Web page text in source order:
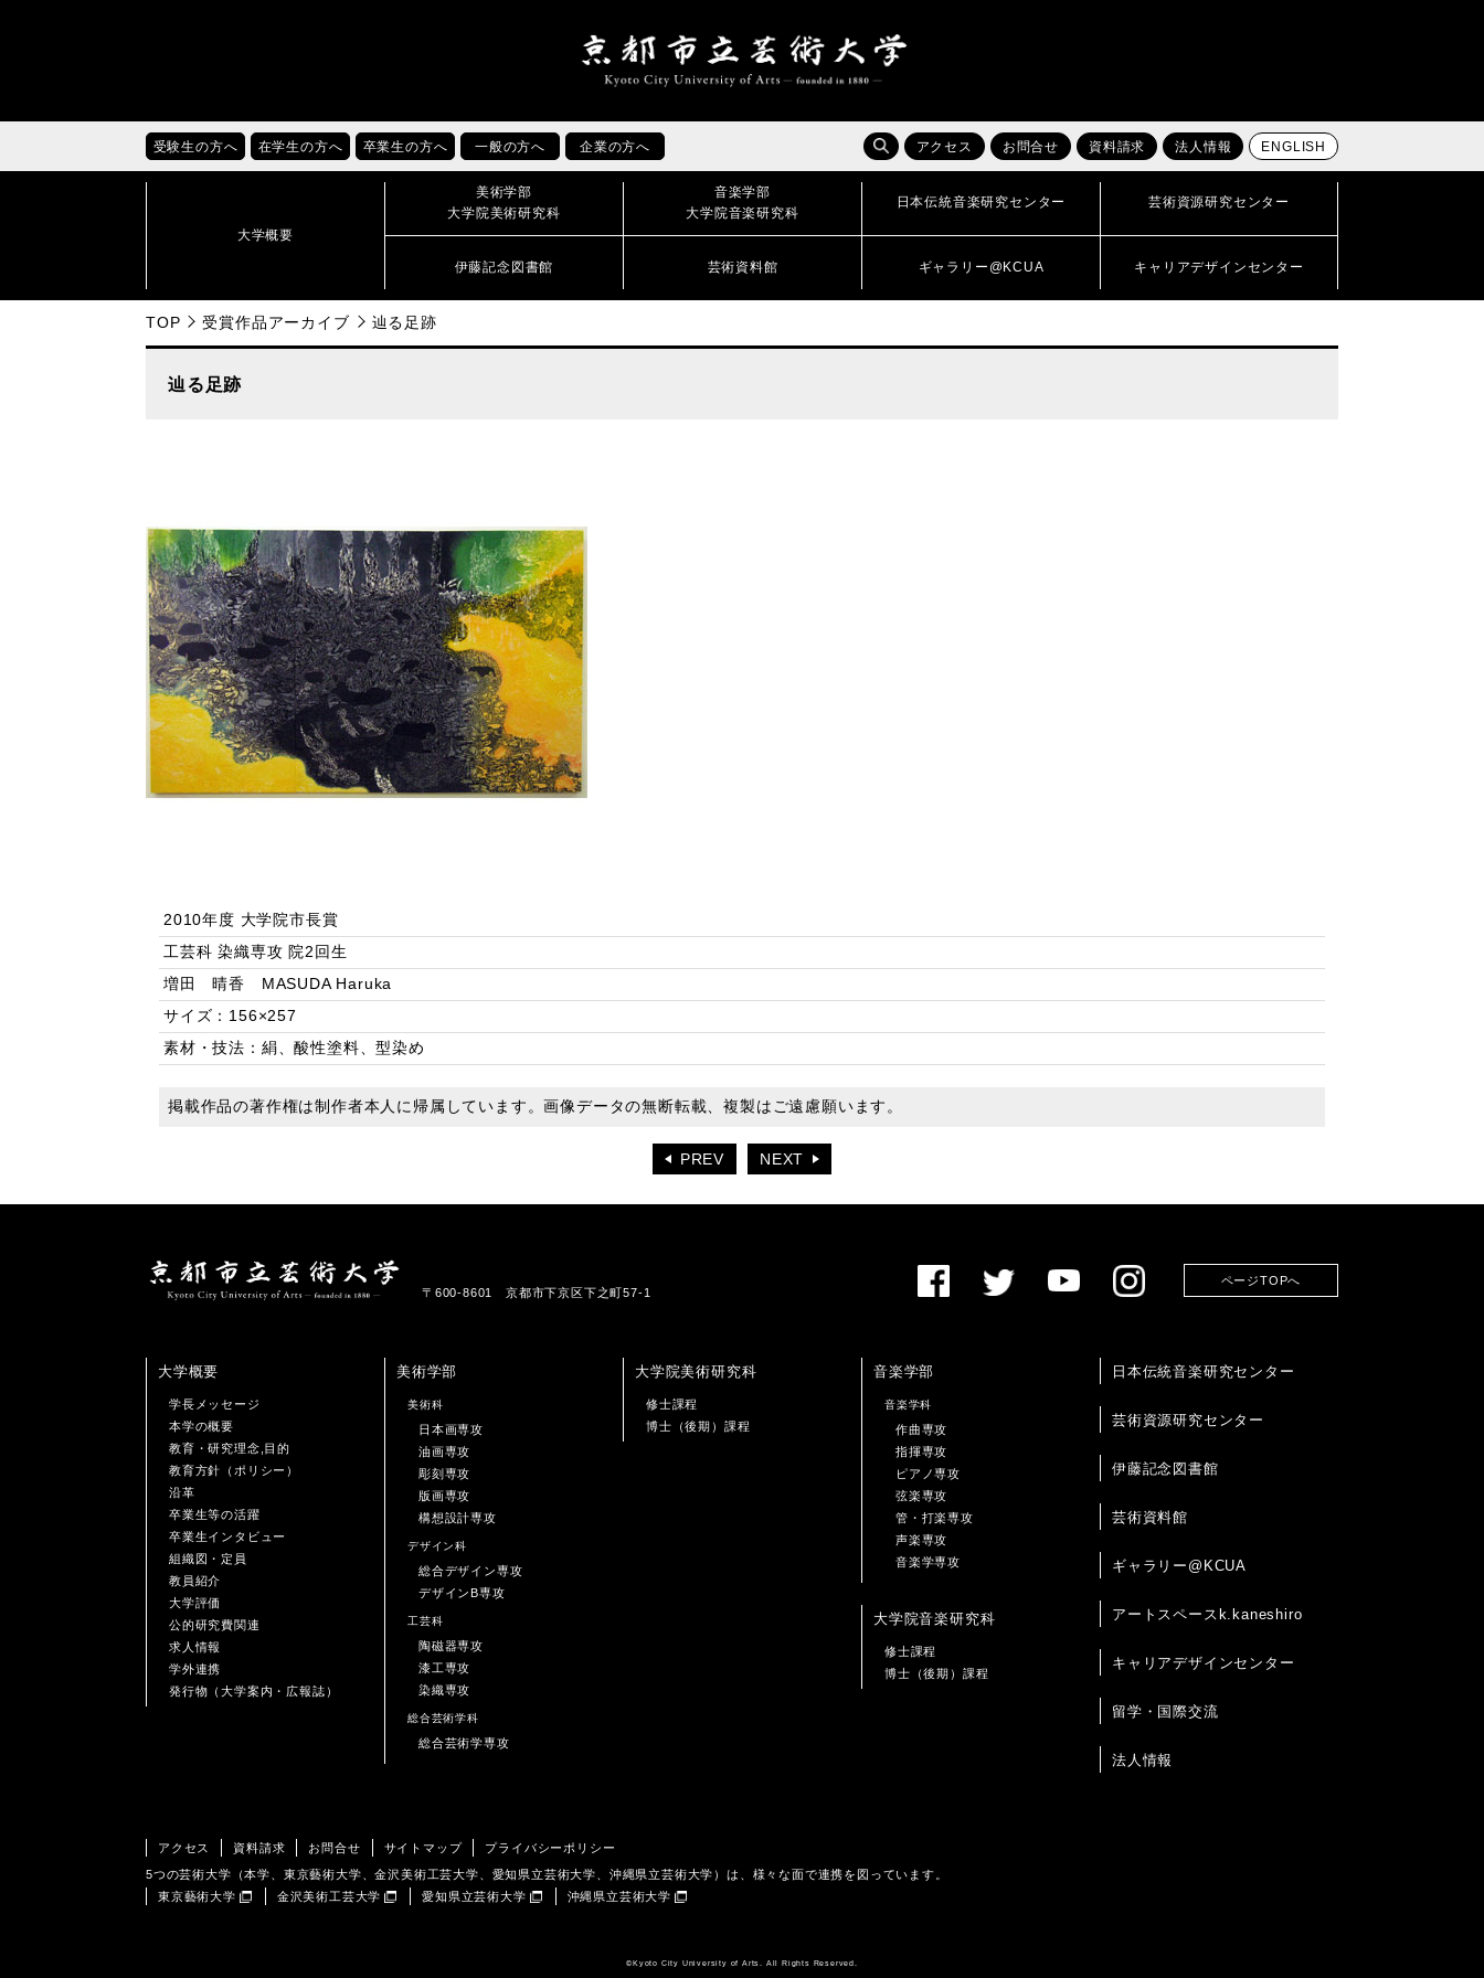
受験生の方へ 在学生の方へ 卒業生の方へ 一般の方へ 企業の方へ アクセス お問合せ 資料請求 法人情報 ENGLISH
大学概要
美術学部
大学院美術研究科
音楽学部
大学院音楽研究科
日本伝統音楽研究センター 芸術資源研究センター
伊藤記念図書館 芸術資料館 ギャラリー@KCUA キャリアデザインセンター
TOP 受賞作品アーカイブ 辿る足跡
辿る足跡
2010年度 大学院市長賞
工芸科 染織専攻 院2回生
増田 晴香 MASUDA Haruka
サイズ：156×257
素材・技法：絹、酸性塗料、型染め
掲載作品の著作権は制作者本人に帰属しています。画像データの無断転載、複製はご遠慮願います。
PREV NEXT
〒600-8601 京都市下京区下之町57-1
ページTOPへ
大学概要
学長メッセージ
本学の概要
教育・研究理念,目的
教育方針（ポリシー）
沿革
卒業生等の活躍
卒業生インタビュー
組織図・定員
教員紹介
大学評価
公的研究費関連
求人情報
学外連携
発行物（大学案内・広報誌）
美術学部
美術科
日本画専攻
油画専攻
彫刻専攻
版画専攻
構想設計専攻
デザイン科
総合デザイン専攻
デザインB専攻
工芸科
陶磁器専攻
漆工専攻
染織専攻
総合芸術学科
総合芸術学専攻
大学院美術研究科
修士課程
博士（後期）課程
音楽学部
音楽学科
作曲専攻
指揮専攻
ピアノ専攻
弦楽専攻
管・打楽専攻
声楽専攻
音楽学専攻
大学院音楽研究科
修士課程
博士（後期）課程
日本伝統音楽研究センター
芸術資源研究センター
伊藤記念図書館
芸術資料館
ギャラリー@KCUA
アートスペースk.kaneshiro
キャリアデザインセンター
留学・国際交流
法人情報
アクセス 資料請求 お問合せ サイトマップ
プライバシーポリシー
5つの芸術大学（本学、東京藝術大学、金沢美術工芸大学、愛知県立芸術大学、沖縄県立芸術大学）は、様々な面で連携を図っています。
東京藝術大学
金沢美術工芸大学 愛知県立芸術大学 沖縄県立芸術大学
©️Kyoto City University of Arts. All Rights Reserved.